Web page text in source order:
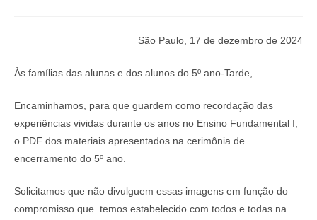
São Paulo, 17 de dezembro de 2024
Às famílias das alunas e dos alunos do 5º ano-Tarde,
Encaminhamos, para que guardem como recordação das
experiências vividas durante os anos no Ensino Fundamental I,
o PDF dos materiais apresentados na cerimônia de
encerramento do 5º ano.
Solicitamos que não divulguem essas imagens em função do
compromisso que temos estabelecido com todos e todas na